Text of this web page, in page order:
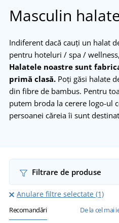
Masculin
Indiferent dacă cauți un halat
pentru hoteluri / spa /
Halatele noastre sunt
primă clasă. Poți găsi halate
din fibre de bambus. Pentru
putem broda la cerere logo-ul
persoanei căreia îi sunt
Filtrare de produse
Anulare filtre selectate (1)
Recomandări De la cel mai